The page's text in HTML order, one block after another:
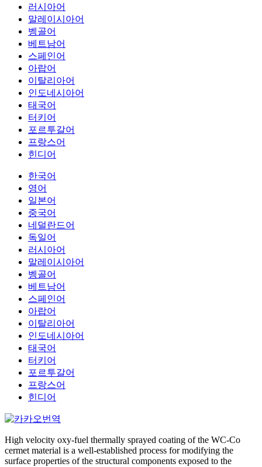
러시아어
말레이시아어
벵골어
베트남어
스페인어
아랍어
이탈리아어
인도네시아어
태국어
터키어
포르투갈어
프랑스어
힌디어
한국어
영어
일본어
중국어
네덜란드어
독일어
러시아어
말레이시아어
벵골어
베트남어
스페인어
아랍어
이탈리아어
인도네시아어
태국어
터키어
포르투갈어
프랑스어
힌디어
High velocity oxy-fuel thermally sprayed coating of the WC-Co
cermet material is a well-established process for modifying the
surface properties of the structural components exposed to the